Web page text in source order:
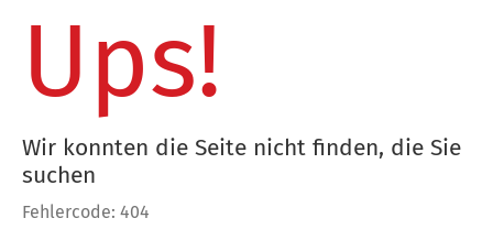
Ups!
Wir konnten die Seite nicht finden, die Sie
suchen
Fehlercode: 404